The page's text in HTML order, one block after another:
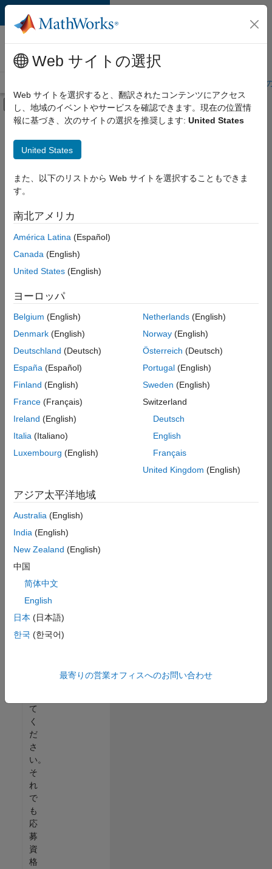
コンテンツへスキップ
MathWorks 採用
情報
学生・キャリア初期
オフキャンバス ナビゲーション メ
メインコンテンツ
絞り込み条件
カスタマー サポート
教育機関向けセールス
マーケティング コミュニケーション
オフィス・管理サービス
現
こ
の
索
件
一
致
る
求
は
あ
り
ま
せ
ん。
範
囲
を
広
る
か、
す
て
の
求
て
く
だ
さ
い。
そ
れ
で
も
応
募
資
格
Web サイトの選択
Web サイトを選択すると、翻訳されたコンテンツにアクセス
し、地域のイベントやサービスを確認できます。現在の位置情
報に基づき、次のサイトの選択を推奨します: United States
United States
また、以下のリストから Web サイトを選択することもできま
す。
南北アメリカ
América Latina (Español)
Canada (English)
United States (English)
ヨーロッパ
Belgium (English)
Denmark (English)
Deutschland (Deutsch)
España (Español)
Finland (English)
France (Français)
Ireland (English)
Italia (Italiano)
Luxembourg (English)
Netherlands(English)
Norway(English)
Österreich (Deutsch)
Portugal(English)
Sweden (English)
Switzerland
Deutsch
English
Français
United Kingdom (English)
アジア太平洋地域
Australia (English)
India (English)
New Zealand (English)
中国
简体中文
English
日本 (日本語)
한국 (한국어)
最寄りの営業オフィスへのお問い合わせ